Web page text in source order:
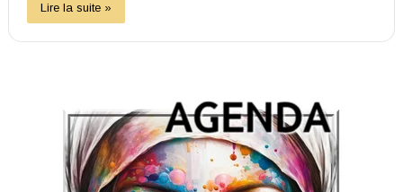
Lire la suite »